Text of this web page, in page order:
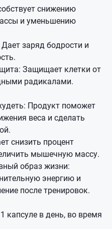
снижению
и уменьшению
заряд бодрости и
Защищает клетки от
радикалами.
Продукт поможет
веса и сделать
снизить процент
мышечную массу.
образ жизни:
энергию и
после тренировок.
капсуле в день, во время